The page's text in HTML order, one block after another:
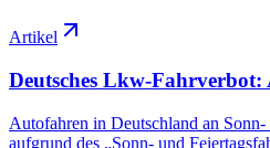
Artikel
Deutsches Lkw-
Autofahren in Deutschland an Sonn-
aufgrund des „Sonn- und